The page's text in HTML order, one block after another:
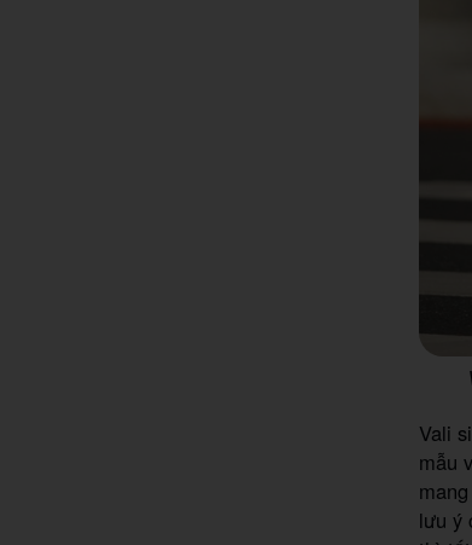
Vali
mẫu
lưu ý